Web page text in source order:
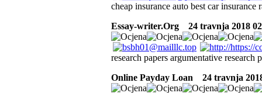
cheap insurance auto best car insurance
Essay-writer.Org
24 travnja 2018
research papers argumentative research
Online Payday Loan
24 travnja